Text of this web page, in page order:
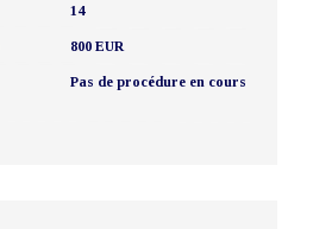
14
800 EUR
Pas de procédure en cours